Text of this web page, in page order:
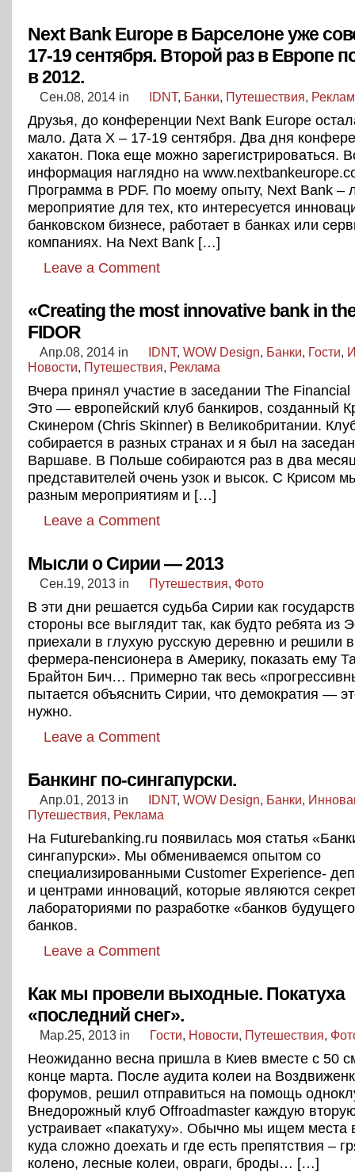
Next Bank Europe в Барселоне уже
17-19 сентября. Второй раз в Европе
в 2012.
Сен.08, 2014 in IDNT, Банки, Путешествия,
Друзья, до конференции Next Bank Europe
мало. Дата Х – 17-19 сентября. Два дня
хакатон. Пока еще можно зарегистрироваться.
информация наглядно на
Программа в PDF. По моему опыту, Next Bank –
мероприятие для тех, кто интересуется
банковском бизнесе, работает в банках или
компаниях. На Next Bank […]
Leave a Comment
«Creating the most innovative bank in
FIDOR
Апр.08, 2014 in IDNT, WOW Design, Банки, Гости,
Новости, Путешествия, Реклама
Вчера принял участие в заседании The
Это — европейский клуб банкиров, созданный
Скинером (Chris Skinner) в Великобритании.
собирается в разных странах и я был на
Варшаве. В Польше собираются раз в два
представителей очень узок и высок. С Крисом
разным мероприятиям и […]
Leave a Comment
Мысли о Сирии — 2013
Сен.19, 2013 in Путешествия, Фото
В эти дни решается судьба Сирии как
стороны все выглядит так, как будто ребята из
приехали в глухую русскую деревню и решили
фермера-пенсионера в Америку, показать ему
Брайтон Бич… Примерно так весь
пытается объяснить Сирии, что демократия —
нужно.
Leave a Comment
Банкинг по-сингапурски.
Апр.01, 2013 in IDNT, WOW Design, Банки,
Путешествия, Реклама
На Futurebanking.ru появилась моя статья
сингапурски». Мы обмениваемся опытом со
специализированными Customer Experience-
и центрами инноваций, которые являются
лабораториями по разработке «банков
банков.
Leave a Comment
Как мы провели выходные. Покатуха
«последний снег».
Мар.25, 2013 in Гости, Новости, Путешествия,
Неожиданно весна пришла в Киев вместе с 50
конце марта. После аудита колеи на
форумов, решил отправиться на помощь
Внедорожный клуб Offroadmaster каждую
устраивает «пакатуху». Обычно мы ищем места
куда сложно доехать и где есть препятствия –
колено, лесные колеи, овраги, броды… […]